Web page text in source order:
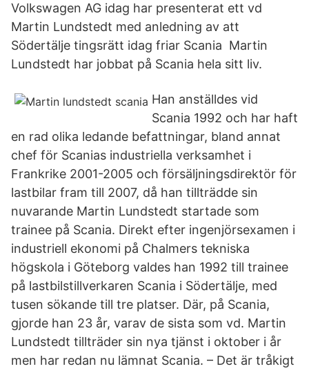
Volkswagen AG idag har presenterat ett vd
Martin Lundstedt med anledning av att
Södertälje tingsrätt idag friar Scania Martin
Lundstedt har jobbat på Scania hela sitt liv.
Han anställdes vid
Scania 1992 och har haft
en rad olika ledande befattningar, bland annat
chef för Scanias industriella verksamhet i
Frankrike 2001-2005 och försäljningsdirektör för
lastbilar fram till 2007, då han tillträdde sin
nuvarande Martin Lundstedt startade som
trainee på Scania. Direkt efter ingenjörsexamen i
industriell ekonomi på Chalmers tekniska
högskola i Göteborg valdes han 1992 till trainee
på lastbilstillverkaren Scania i Södertälje, med
tusen sökande till tre platser. Där, på Scania,
gjorde han 23 år, varav de sista som vd. Martin
Lundstedt tillträder sin nya tjänst i oktober i år
men har redan nu lämnat Scania. – Det är tråkigt